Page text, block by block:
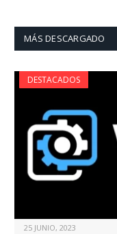
MÁS DESCARGADO
DESTACADOS
25 JUNIO, 2023